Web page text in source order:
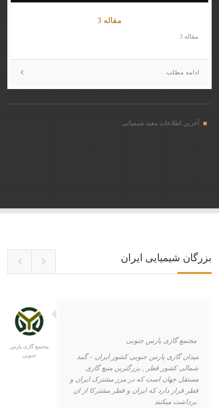
مقاله 3
مقاله 3
ادامه مطلب
آخرین اطلاعات مفید شیمیایی
بزرگان شیمیایی ایران
مجتمع گازی پارس
جنوبی
میدان گازی پارس جنوبی کشور ایران – گنبد
شمالی کشور قطر , بزرگترین منبع گازی
مستقل جهان است که در مرز مشترک ایران و
قطر قرار دارد که ایران و قطر مشترکا از ان
برداشت میکنند.